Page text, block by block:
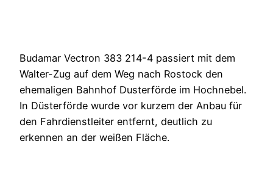
Budamar Vectron 383 214-4 passiert mit dem
Walter-Zug auf dem Weg nach Rostock den
ehemaligen Bahnhof Dusterförde im Hochnebel.
In Düsterförde wurde vor kurzem der Anbau für
den Fahrdienstleiter entfernt, deutlich zu
erkennen an der weißen Fläche.